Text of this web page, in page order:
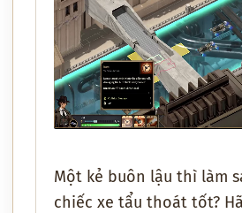
Một kẻ buôn lậu thì làm
chiếc xe tẩu thoát tốt?